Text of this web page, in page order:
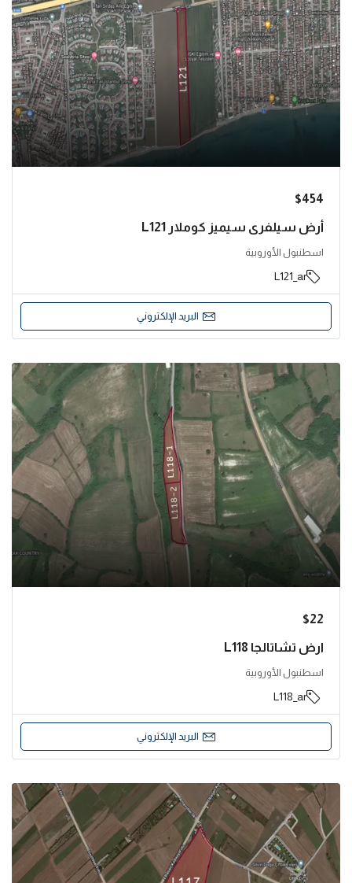
$454
أرض سيلفري سيميز كوملار L121
اسطنبول الأوروبية
L121_ar
البريد الإلكتروني
$22
ارض تشاتالجا L118
اسطنبول الأوروبية
L118_ar
البريد الإلكتروني